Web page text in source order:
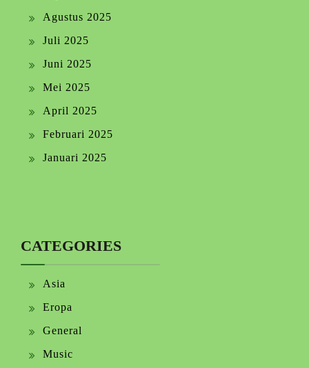
Agustus 2025
Juli 2025
Juni 2025
Mei 2025
April 2025
Februari 2025
Januari 2025
CATEGORIES
Asia
Eropa
General
Music